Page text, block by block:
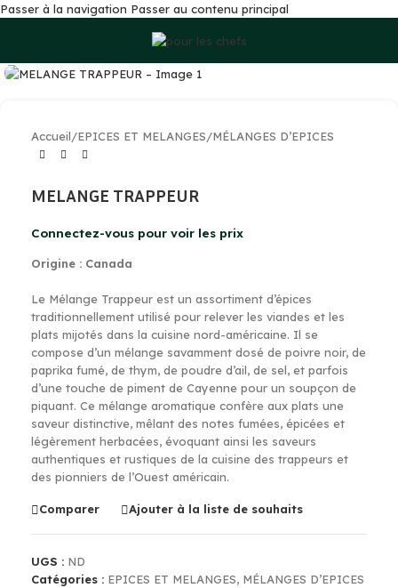
Passer à la navigation Passer au contenu principal
Cliquez pour agrandir
Accueil/EPICES ET MELANGES/MÉLANGES D’EPICES
MELANGE TRAPPEUR
Connectez-vous pour voir les prix
Origine : Canada
Le Mélange Trappeur est un assortiment d’épices
traditionnellement utilisé pour relever les viandes et les
plats mijotés dans la cuisine nord-américaine. Il se
compose d’un mélange savamment dosé de poivre noir, de
paprika fumé, de thym, de poudre d’ail, de sel, et parfois
d’une touche de piment de Cayenne pour un soupçon de
piquant. Ce mélange aromatique confère aux plats une
saveur distinctive, mêlant des notes fumées, épicées et
légèrement herbacées, évoquant ainsi les saveurs
authentiques et rustiques de la cuisine des trappeurs et
des pionniers de l’Ouest américain.
Comparer Ajouter à la liste de souhaits
UGS : ND
Catégories : EPICES ET MELANGES, MÉLANGES D’EPICES